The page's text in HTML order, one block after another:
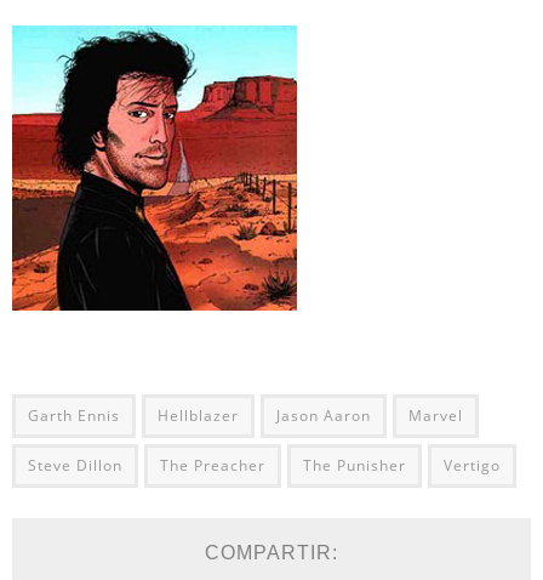
Garth Ennis Hellblazer Jason Aaron Marvel
Steve Dillon The Preacher The Punisher Vertigo
COMPARTIR: